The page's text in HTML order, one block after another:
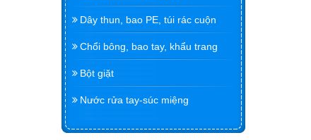
Dây thun, bao PE, túi rác cuộn
Chổi bông, bao tay, khẩu trang
Bột giặt
Nước rửa tay-súc miệng